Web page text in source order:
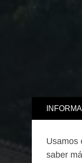
Usamos
saber